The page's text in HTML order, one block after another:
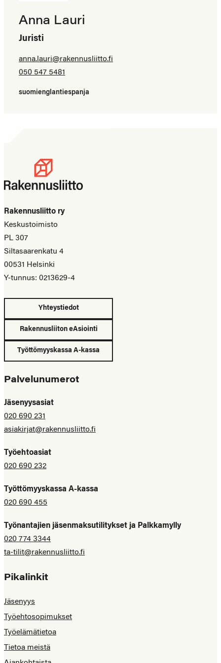
Anna Lauri
Juristi
anna.lauri@​rakennusliitto.fi
050 547 5481
suomienglantiespanja
Rakennusliitto ry
Keskustoimisto
PL 307
Siltasaarenkatu 4
00531 Helsinki
Y-tunnus: 0213629-4
Yhteystiedot
Rakennusliiton eAsiointi
Työttömyyskassa A-kassa
Palvelunumerot
Jäsenyysasiat
020 690 231
asiakirjat@rakennusliitto.fi
Työehtoasiat
020 690 232
Työttömyyskassa A-kassa
020 690 455
Työnantajien jäsenmaksutilitykset ja Palkkamylly
020 774 3344
ta-tilit@rakennusliitto.fi
Pikalinkit
Jäsenyys
Työehtosopimukset
Työelämätietoa
Tietoa meistä